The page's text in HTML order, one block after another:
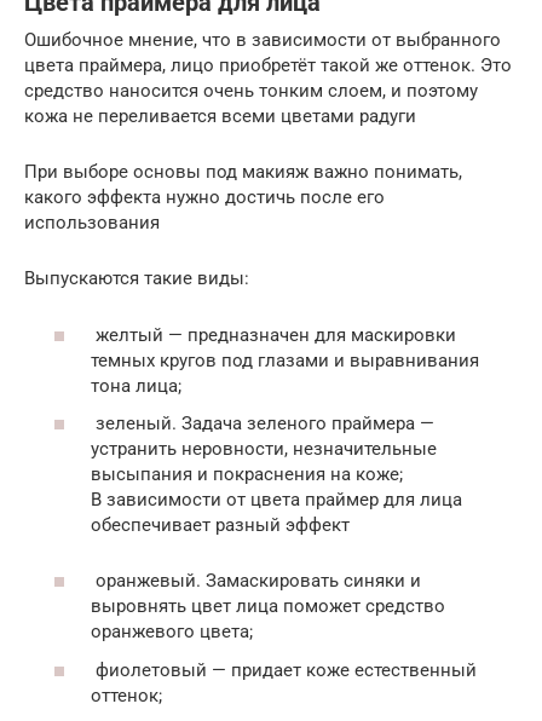
Ошибочное мнение, что в зависимости от выбранного
цвета праймера, лицо приобретёт такой же оттенок. Это
средство наносится очень тонким слоем, и поэтому
кожа не переливается всеми цветами радуги
При выборе основы под макияж важно понимать,
какого эффекта нужно достичь после его
использования
Выпускаются такие виды:
желтый — предназначен для маскировки
темных кругов под глазами и выравнивания
тона лица;
зеленый. Задача зеленого праймера —
устранить неровности, незначительные
высыпания и покраснения на коже;
В зависимости от цвета праймер для лица
обеспечивает разный эффект
оранжевый. Замаскировать синяки и
выровнять цвет лица поможет средство
оранжевого цвета;
фиолетовый — придает коже естественный
оттенок;